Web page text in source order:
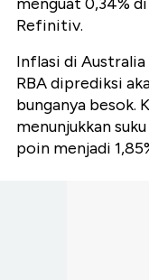
Refinitiv.
Inflasi di
RBA diprediksi
bunganya besok.
menunjukkan
poin menjadi